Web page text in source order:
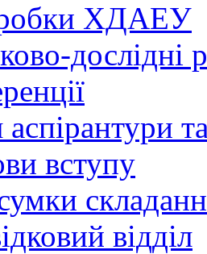
ХДАЕУ
дослідні
аспірантури
вступу
відділ